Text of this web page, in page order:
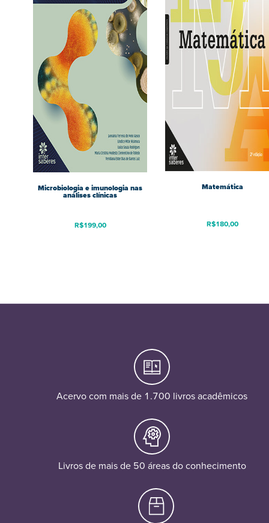
Microbiologia e imunologia nas
análises clínicas
R$199,00
Matemática
R$180,00
Acervo com mais de 1.700 livros acadêmicos
Livros de mais de 50 áreas do conhecimento